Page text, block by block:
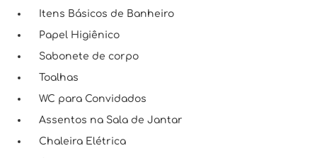
Itens Básicos de Banheiro
Papel Higiênico
Sabonete de corpo
Toalhas
WC para Convidados
Assentos na Sala de Jantar
Chaleira Elétrica